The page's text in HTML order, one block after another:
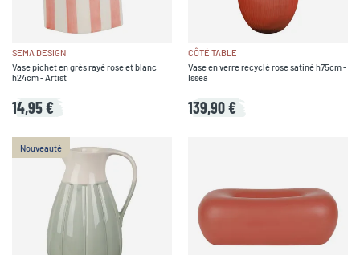
SEMA DESIGN
Vase pichet en grès rayé rose et blanc
h24cm - Artist
14,95 €
CÔTÉ TABLE
Vase en verre recyclé rose satiné h75cm -
Issea
139,90 €
Nouveauté